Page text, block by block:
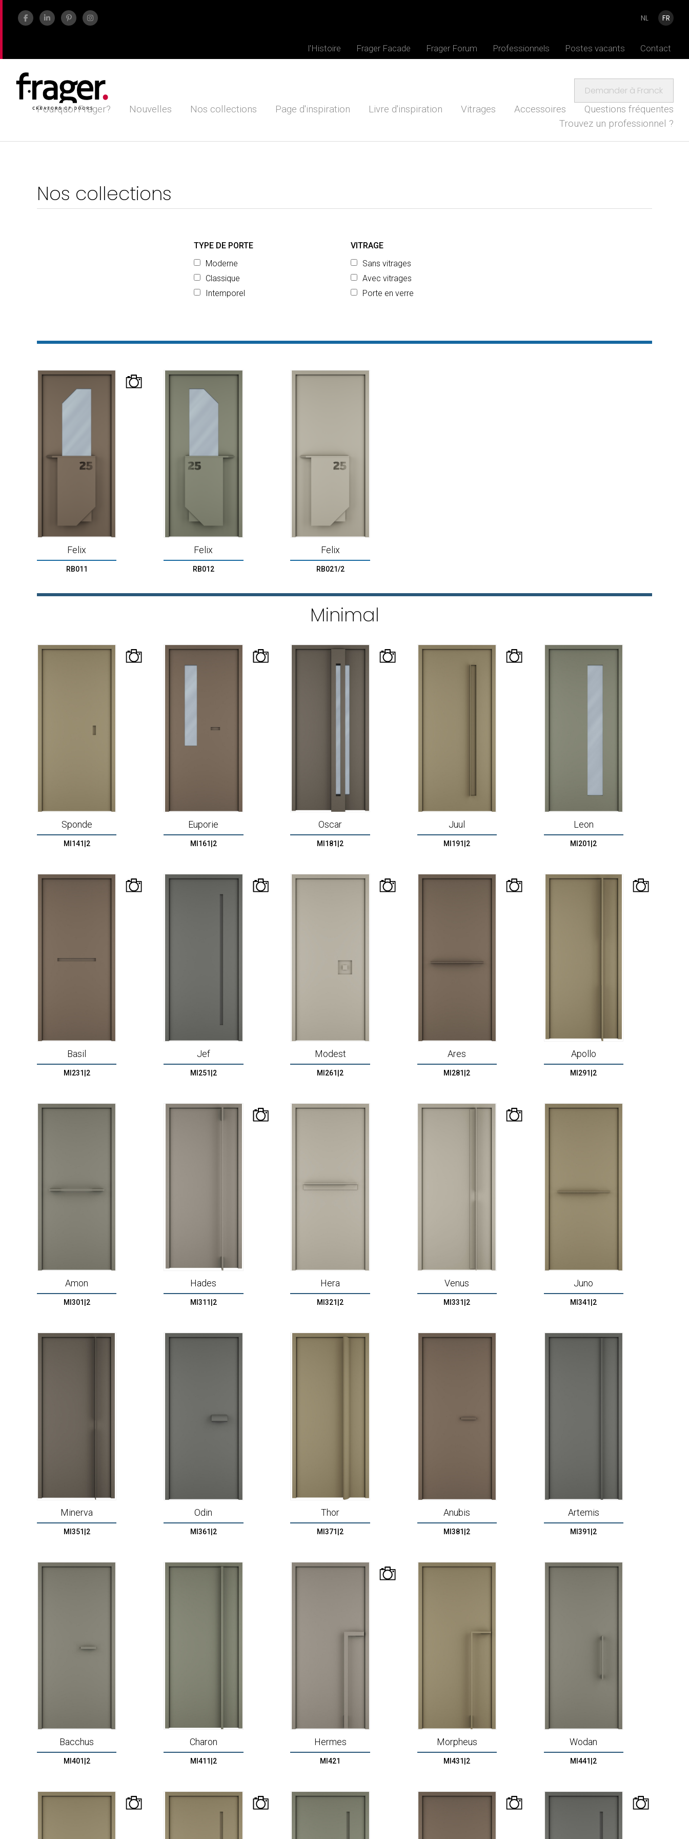
NL FR
l'Histoire Frager Facade Frager Forum Professionnels Postes vacants Contact
Demander à Franck
Pourquoi Frager?
Nouvelles Nos collections Page d'inspiration Livre d'inspiration Vitrages Accessoires
Questions fréquentes
Trouvez un professionnel ?
Nos collections
TYPE DE PORTE
Moderne
Classique
Intemporel
VITRAGE
Sans vitrages
Avec vitrages
Porte en verre
Felix
RB011
Felix
RB012
Felix
RB021/2
Minimal
Sponde
MI141|2
Euporie
MI161|2
Oscar
MI181|2
Juul
MI191|2
Leon
MI201|2
Basil
MI231|2
Jef
MI251|2
Modest
MI261|2
Ares
MI281|2
Apollo
MI291|2
Amon
MI301|2
Hades
MI311|2
Hera
MI321|2
Venus
MI331|2
Juno
MI341|2
Minerva
MI351|2
Odin
MI361|2
Thor
MI371|2
Anubis
MI381|2
Artemis
MI391|2
Bacchus
MI401|2
Charon
MI411|2
Hermes
MI421
Morpheus
MI431|2
Wodan
MI441|2